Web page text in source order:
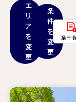
エ
リ
ア
を
変
更
条
件
を
変
更
条件